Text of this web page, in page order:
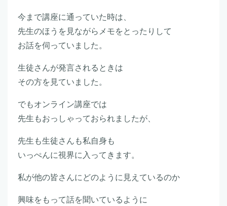
今まで講座に通っていた時は、
先生のほうを見ながらメモをとったりして
お話を伺っていました。
生徒さんが発言されるときは
その方を見ていました。
でもオンライン講座では
先生もおっしゃっておられましたが、
先生も生徒さんも私自身も
いっぺんに視界に入ってきます。
私が他の皆さんにどのように見えているのか
興味をもって話を聞いているように